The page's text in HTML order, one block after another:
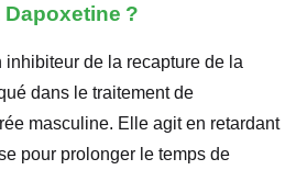
Dapoxetine ?
inhibiteur de la recapture de la
dans le traitement de
masculine. Elle agit en retardant
pour prolonger le temps de